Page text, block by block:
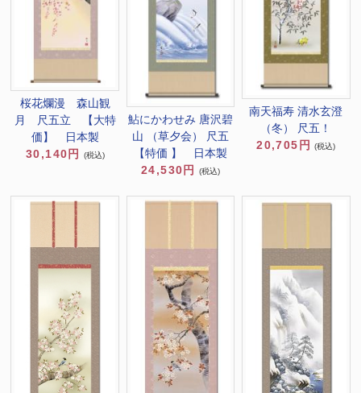
桜花爛漫 森山観
月 尺五立 【大特
価】 日本製
30,140円
(税込)
鮎にかわせみ 唐沢碧
山 （草夕会） 尺五
【特価 】 日本製
24,530円
(税込)
南天福寿 清水玄澄
（冬） 尺五！
20,705円
(税込)